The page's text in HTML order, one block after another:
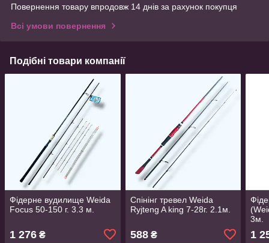
Повернення товару впродовж 14 днів за рахунок покупця
Всі умови повернення
Подібні товари компанії
Фідерне вудилище Weida
Focus 50-150 г. 3.3 м.
1 276 ₴
Спінінг тревел Weida
Ryjteng A king 7-28г. 2.1м.
588₴
3м.
1